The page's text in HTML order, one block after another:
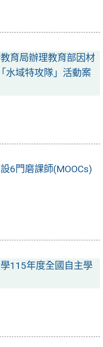
育局辦理教育部因材
水域特攻隊」活動案
6門磨課師(MOOCs)
115年度全國自主學